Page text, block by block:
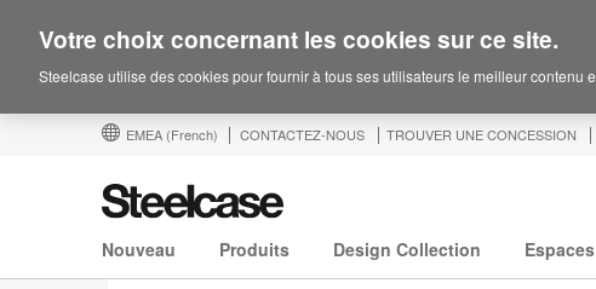
EMEA (French) CONTACTEZ-NOUS TROUVER UNE CONCESSION
Nouveau Produits Design Collection Espaces
Votre choix concernant les cookies sur ce site.
Steelcase utilise des cookies pour fournir à tous ses utilisateurs le meilleur contenu